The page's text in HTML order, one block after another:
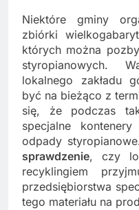
Niektóre gminy
zbiórki
których można
styropianowych.
lokalnego zakładu
być na bieżąco z
się, że podczas
specjalne
odpady
sprawdzenie, czy
recyklingiem
przedsiębiorstwa
tego materiału na